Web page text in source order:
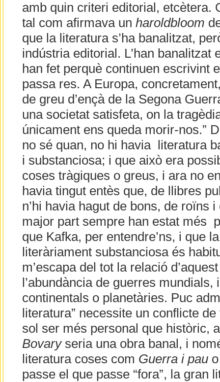
amb quin criteri editorial, etcètera.
tal com afirmava un haroldbloom
que la literatura s’ha banalitzat,
indústria editorial. L’han banalitzat
han fet perquè continuen escrivint
passa res. A Europa,
de greu d’ençà de la Segona
una societat satisfeta, on la
únicament ens queda morir-nos.”
no sé quan, no hi havia literatura
i substanciosa; i que això era
coses tràgiques o greus, i ara no
havia tingut entès que, de llibres
n’hi havia hagut de bons, de roïns
major part sempre han estat més
que Kafka, per entendre’ns, i que
literàriament substanciosa és
m’escapa del tot la relació
l’abundància de guerres mundials,
continentals o planetàries. Puc
literatura” necessite un conflicte
sol ser més personal que històric,
Bovaryseria una obra banal, i
literatura coses com Guerra i pauo
passe el que passe “fora”, la gran